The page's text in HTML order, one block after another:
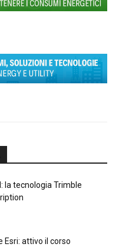
la tecnologia Trimble
Esri: attivo il corso